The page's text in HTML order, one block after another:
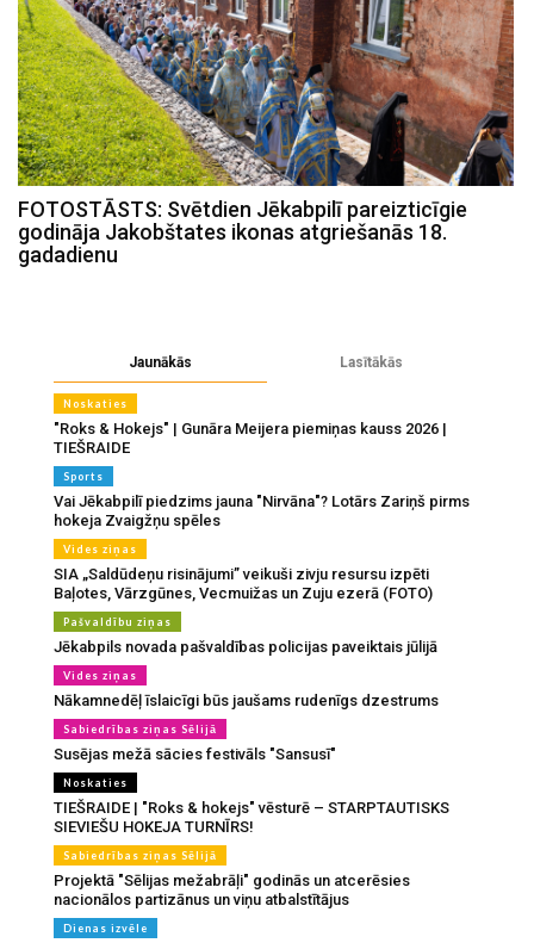
FOTOSTĀSTS: Svētdien Jēkabpilī pareizticīgie
godināja Jakobštates ikonas atgriešanās 18.
gadadienu
Jaunākās Lasītākās
Noskaties
"Roks & Hokejs" | Gunāra Meijera piemiņas kauss 2026 |
TIEŠRAIDE
Sports
Vai Jēkabpilī piedzims jauna "Nirvāna"? Lotārs Zariņš pirms
hokeja Zvaigžņu spēles
Vides ziņas
SIA „Saldūdeņu risinājumi” veikuši zivju resursu izpēti
Baļotes, Vārzgūnes, Vecmuižas un Zuju ezerā (FOTO)
Pašvaldību ziņas
Jēkabpils novada pašvaldības policijas paveiktais jūlijā
Vides ziņas
Nākamnedēļ īslaicīgi būs jaušams rudenīgs dzestrums
Sabiedrības ziņas Sēlijā
Susējas mežā sācies festivāls "Sansusī"
Noskaties
TIEŠRAIDE | "Roks & hokejs" vēsturē – STARPTAUTISKS
SIEVIEŠU HOKEJA TURNĪRS!
Sabiedrības ziņas Sēlijā
Projektā "Sēlijas mežabrāļi" godinās un atcerēsies
nacionālos partizānus un viņu atbalstītājus
Dienas izvēle